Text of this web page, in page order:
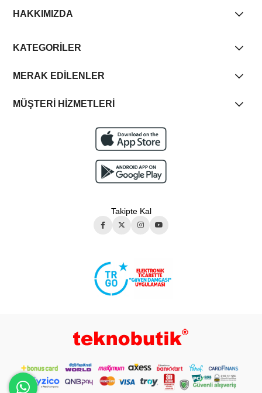
HAKKIMIZDA
KATEGORİLER
MERAK EDİLENLER
MÜŞTERİ HİZMETLERİ
Takipte Kal